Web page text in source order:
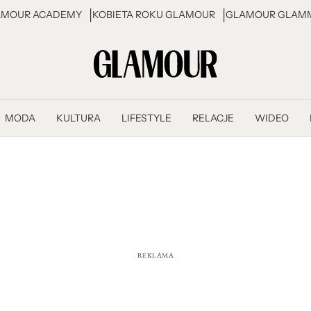
ACADEMY KOBIETA ROKU GLAMOUR GLAMOUR
MODA KULTURA LIFESTYLE RELACJE WIDEO